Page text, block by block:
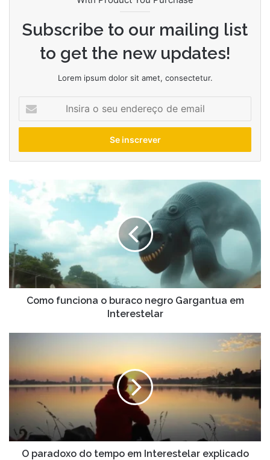
Subscribe to our mailing list
to get the new updates!
Lorem ipsum dolor sit amet, consectetur.
seu
de
Como
funciona
Gargantua
em
Interestelar
Como funciona o buraco negro Gargantua em
Interestelar
tempo
em
Interestelar
com
clareza
O paradoxo do tempo em Interestelar explicado